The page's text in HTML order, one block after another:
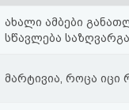
ახალი ამბები
სწავლება
მარტივია, როცა იცი